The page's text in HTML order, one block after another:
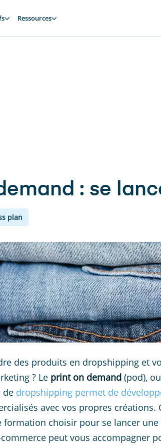
Ressources
: se
plan
des produits en dropshipping et
? Le print on demand (pod),
de dropshipping permet de
avec vos propres
formation choisir pour se lancer
peut vous accompagner